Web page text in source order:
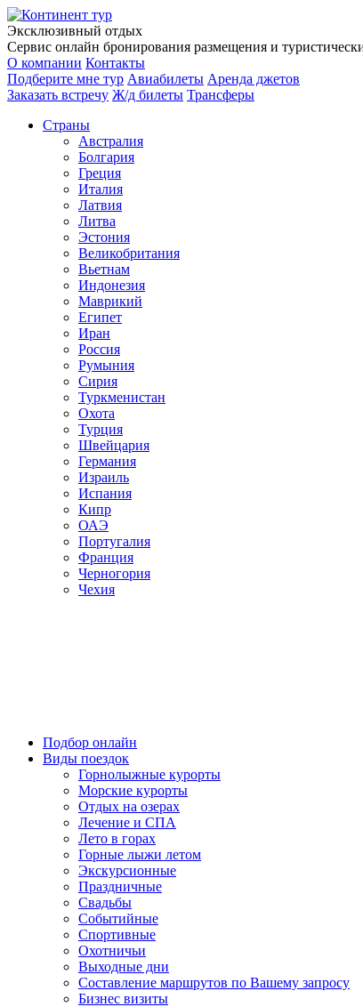
Эксклюзивный отдых
Сервис онлайн бронирования размещения и
О компании Контакты
Подберите мне тур Авиабилеты Аренда джетов
Заказать встречу Ж/д билеты Трансферы
Страны
Австралия
Болгария
Греция
Италия
Латвия
Литва
Эстония
Великобритания
Вьетнам
Индонезия
Маврикий
Египет
Иран
Россия
Румыния
Сирия
Туркменистан
Охота
Турция
Швейцария
Германия
Израиль
Испания
Кипр
ОАЭ
Португалия
Франция
Черногория
Чехия
Подбор онлайн
Виды поездок
Горнолыжные курорты
Морские курорты
Отдых на озерах
Лечение и СПА
Лето в горах
Горные лыжи летом
Экскурсионные
Праздничные
Свадьбы
Событийные
Спортивные
Охотничьи
Выходные дни
Составление маршрутов по Вашему запросу
Бизнес визиты